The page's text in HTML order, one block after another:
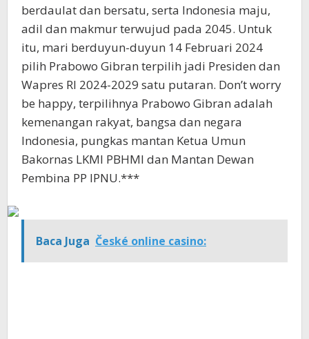
berdaulat dan bersatu, serta Indonesia maju,
adil dan makmur terwujud pada 2045. Untuk
itu, mari berduyun-duyun 14 Februari 2024
pilih Prabowo Gibran terpilih jadi Presiden dan
Wapres RI 2024-2029 satu putaran. Don’t worry
be happy, terpilihnya Prabowo Gibran adalah
kemenangan rakyat, bangsa dan negara
Indonesia, pungkas mantan Ketua Umun
Bakornas LKMI PBHMI dan Mantan Dewan
Pembina PP IPNU.***
Baca Juga České online casino: